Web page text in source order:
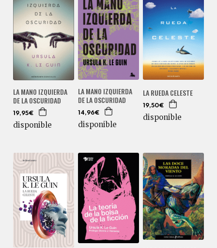
LA MANO IZQUIERDA
DE LA OSCURIDAD
19,95€
disponible
LA MANO IZQUIERDA
DE LA OSCURIDAD
14,96€
disponible
LA RUEDA CELESTE
19,50€
disponible